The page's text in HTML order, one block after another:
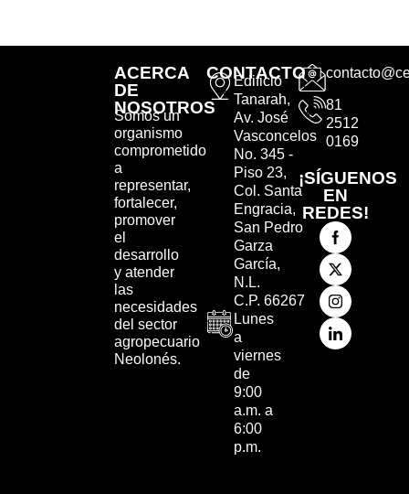
ACERCA
DE
NOSOTROS
Somos un
organismo
comprometido
a
representar,
fortalecer,
promover
el
desarrollo
y atender
las
necesidades
del sector
agropecuario
Neolonés.
CONTACTO
Edificio
Tanarah,
Av. José
Vasconcelos
No. 345 -
Piso 23,
Col. Santa
Engracia,
San Pedro
Garza
García,
N.L.
C.P. 66267
Lunes
a
viernes
de
9:00
a.m. a
6:00
p.m.
81
2512
0169
¡SÍGUENOS
EN
REDES!